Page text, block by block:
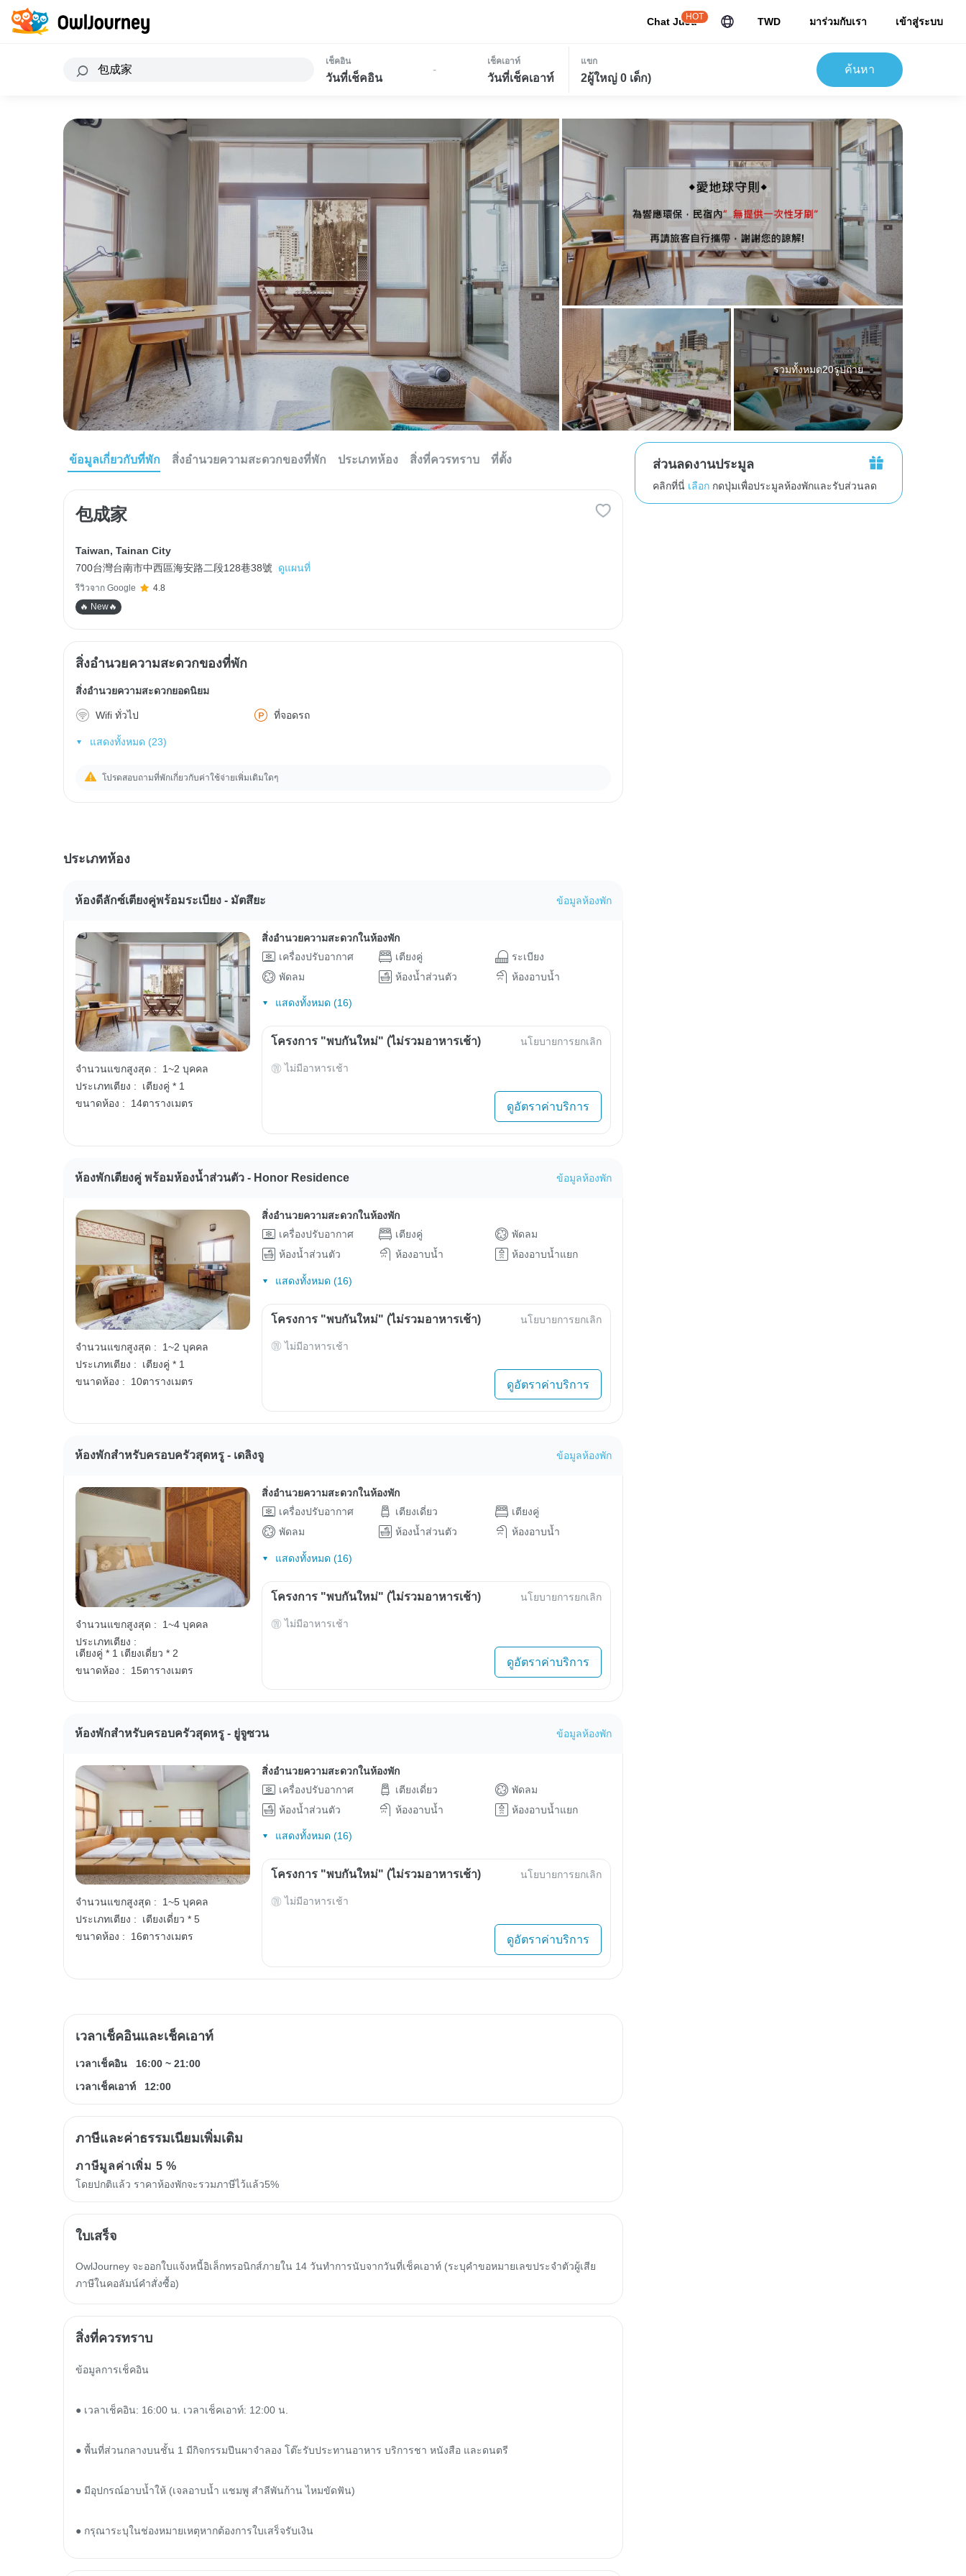
Chat JuJu
HOT TWD มาร่วมกับเรา เข้าสู่ระบบ
เช็คอิน
วันที่เช็คอิน
-
เช็คเอาท์
วันที่เช็คเอาท์
แขก
2ผู้ใหญ่ 0 เด็ก)
ค้นหา
รวมทั้งหมด20รูปถ่าย
ข้อมูลเกี่ยวกับที่พัก สิ่งอำนวยความสะดวกของที่พัก ประเภทห้อง สิ่งที่ควรทราบ ที่ตั้ง
包成家
Taiwan, Tainan City
700台灣台南市中西區海安路二段128巷38號
ดูแผนที่
รีวิวจาก Google
4.8
🔥 New🔥
สิ่งอำนวยความสะดวกของที่พัก
สิ่งอำนวยความสะดวกยอดนิยม
Wifi ทั่วไป ที่จอดรถ
แสดงทั้งหมด (23)
โปรดสอบถามที่พักเกี่ยวกับค่าใช้จ่ายเพิ่มเติมใดๆ
ประเภทห้อง
ห้องดีลักซ์เตียงคู่พร้อมระเบียง - มัตสึยะ ข้อมูลห้องพัก
จำนวนแขกสูงสุด :
1~2 บุคคล
ประเภทเตียง :
เตียงคู่ * 1
ขนาดห้อง :
14ตารางเมตร
สิ่งอำนวยความสะดวกในห้องพัก
เครื่องปรับอากาศ
เตียงคู่
ระเบียง
พัดลม
ห้องน้ำส่วนตัว ห้องอาบน้ำ
แสดงทั้งหมด (16)
โครงการ "พบกันใหม่" (ไม่รวมอาหารเช้า) นโยบายการยกเลิก
ไม่มีอาหารเช้า
ดูอัตราค่าบริการ
ห้องพักเตียงคู่ พร้อมห้องน้ำส่วนตัว - Honor Residence ข้อมูลห้องพัก
จำนวนแขกสูงสุด :
1~2 บุคคล
ประเภทเตียง :
เตียงคู่ * 1
ขนาดห้อง :
10ตารางเมตร
สิ่งอำนวยความสะดวกในห้องพัก
เครื่องปรับอากาศ
เตียงคู่
พัดลม
ห้องน้ำส่วนตัว
ห้องอาบน้ำ ห้องอาบน้ำแยก
แสดงทั้งหมด (16)
โครงการ "พบกันใหม่" (ไม่รวมอาหารเช้า) นโยบายการยกเลิก
ไม่มีอาหารเช้า
ดูอัตราค่าบริการ
ห้องพักสำหรับครอบครัวสุดหรู - เดลิงจู ข้อมูลห้องพัก
จำนวนแขกสูงสุด :
1~4 บุคคล
ประเภทเตียง :
เตียงคู่ * 1 เตียงเดี่ยว * 2
ขนาดห้อง :
15ตารางเมตร
สิ่งอำนวยความสะดวกในห้องพัก
เครื่องปรับอากาศ
เตียงเดี่ยว
เตียงคู่
พัดลม
ห้องน้ำส่วนตัว ห้องอาบน้ำ
แสดงทั้งหมด (16)
โครงการ "พบกันใหม่" (ไม่รวมอาหารเช้า) นโยบายการยกเลิก
ไม่มีอาหารเช้า
ดูอัตราค่าบริการ
ห้องพักสำหรับครอบครัวสุดหรู - ยู่จูซวน ข้อมูลห้องพัก
จำนวนแขกสูงสุด :
1~5 บุคคล
ประเภทเตียง :
เตียงเดี่ยว * 5
ขนาดห้อง :
16ตารางเมตร
สิ่งอำนวยความสะดวกในห้องพัก
เครื่องปรับอากาศ
เตียงเดี่ยว
พัดลม
ห้องน้ำส่วนตัว
ห้องอาบน้ำ ห้องอาบน้ำแยก
แสดงทั้งหมด (16)
โครงการ "พบกันใหม่" (ไม่รวมอาหารเช้า) นโยบายการยกเลิก
ไม่มีอาหารเช้า
ดูอัตราค่าบริการ
เวลาเช็คอินและเช็คเอาท์
เวลาเช็คอิน 16:00 ~ 21:00
เวลาเช็คเอาท์
12:00
ภาษีและค่าธรรมเนียมเพิ่มเติม
ภาษีมูลค่าเพิ่ม 5 %
โดยปกติแล้ว ราคาห้องพักจะรวมภาษีไว้แล้ว5%
ใบเสร็จ
OwlJourney จะออกใบแจ้งหนี้อิเล็กทรอนิกส์ภายใน 14 วันทำการนับจากวันที่เช็คเอาท์ (ระบุคำขอหมายเลขประจำตัวผู้เสีย
ภาษีในคอลัมน์คำสั่งซื้อ)
สิ่งที่ควรทราบ
ข้อมูลการเช็คอิน
● เวลาเช็คอิน: 16:00 น. เวลาเช็คเอาท์: 12:00 น.
● พื้นที่ส่วนกลางบนชั้น 1 มีกิจกรรมปีนผาจำลอง โต๊ะรับประทานอาหาร บริการชา หนังสือ และดนตรี
● มีอุปกรณ์อาบน้ำให้ (เจลอาบน้ำ แชมพู สำลีพันก้าน ไหมขัดฟัน)
● กรุณาระบุในช่องหมายเหตุหากต้องการใบเสร็จรับเงิน
ส่วนลดงานประมูล
คลิกที่นี่เลือก กดปุ่มเพื่อประมูลห้องพักและรับส่วนลด